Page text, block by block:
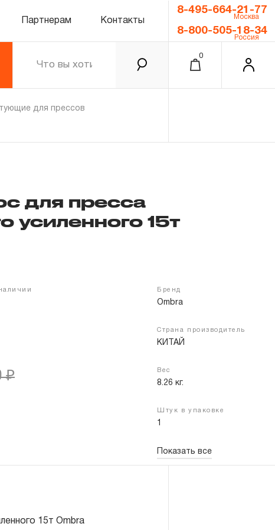
Партнерам Контакты
8-495-664-21-77
Москва
8-800-505-18-34
Россия
0
Итого
для прессов
для пресса
усиленного 15т
Бренд
Ombra
Страна производитель
КИТАЙ
Вес
8.26 кг.
Штук в упаковке
1
Показать все
₽
15т Ombra